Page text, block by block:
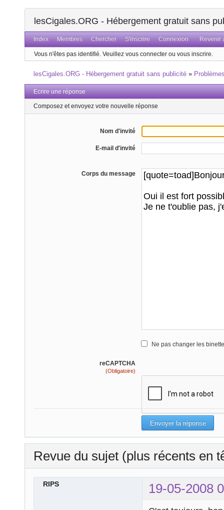
lesCigales.ORG - Hébergement gratuit sans
Index Membres Chercher S'inscrire Connexion Revenir
Vous n'êtes pas identifié. Veuillez vous connecter ou vous inscrire.
lesCigales.ORG - Hébergement gratuit sans publicité »
Ecrire une réponse
Composez et envoyez votre nouvelle réponse
Nom d'invité
E-mail d'invité
Corps du message
Ne pas changer les
reCAPTCHA
(Obligatoire)
Revue du sujet (plus récents en
RIPS 19-05-2008